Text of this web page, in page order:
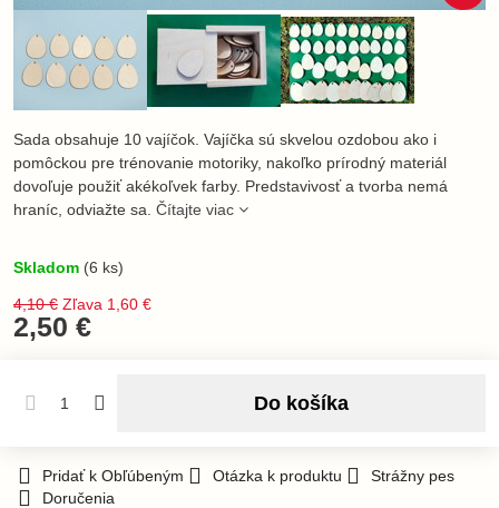
Sada obsahuje 10 vajíčok. Vajíčka sú skvelou ozdobou ako i
pomôckou pre trénovanie motoriky, nakoľko prírodný materiál
dovoľuje použiť akékoľvek farby. Predstavivosť a tvorba nemá
hraníc, odviažte sa. Čítajte viac
Skladom (6 ks)
4,10 € Zľava 1,60 €
2,50 €
Do košíka
Pridať k Obľúbeným Otázka k produktu
Strážny pes
Doručenia